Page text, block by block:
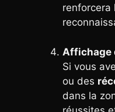
renforcera
Affichage
Si vous
ou des
dans la